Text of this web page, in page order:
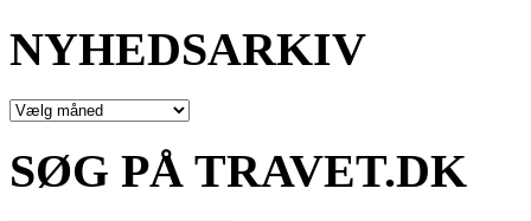
NYHEDSARKIV
NYHEDSARKIV
SØG PÅ TRAVET.DK